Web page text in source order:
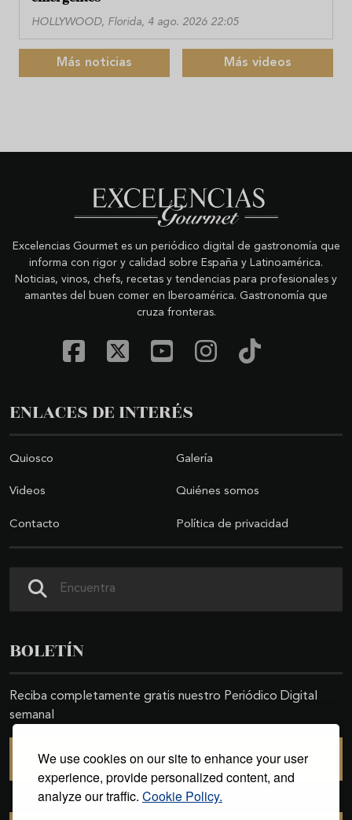
We use cookies on our site to enhance your user
experience, provide personalized content, and
analyze our traffic. Cookie Policy.
HOLLYWOOD, Florida, 4 ago. 2026 22:05
Más noticias Más videos
Excelencias Gourmet es un periódico digital de gastronomía que
informa con rigor y calidad sobre España y Latinoamérica.
Noticias, vinos, chefs, recetas y tendencias para profesionales y
amantes del buen comer en Iberoamérica. Gastronomía que
cruza fronteras.
ENLACES DE INTERÉS
Quiosco Galería
Videos Quiénes somos
Contacto Política de privacidad
BOLETÍN
Reciba completamente gratis nuestro Periódico Digital
semanal
SUSCRIBIRSE